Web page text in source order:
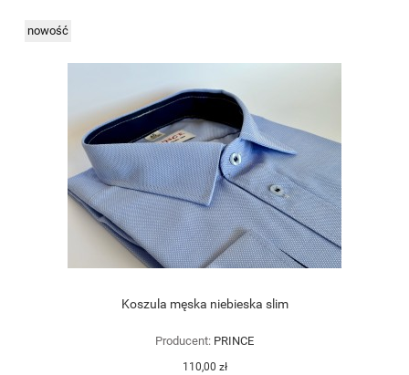
Koszula męska niebieska slim
Producent: PRINCE
110,00 zł
nowość